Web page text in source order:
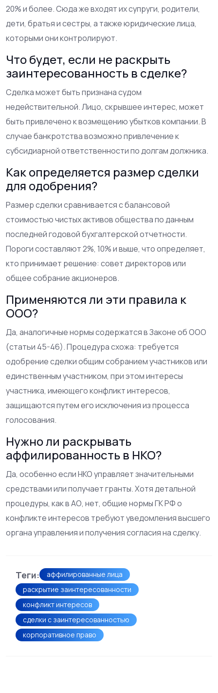
20% и более. Сюда же входят их супруги, родители,
дети, братья и сестры, а также юридические лица,
которыми они контролируют.
Что будет, если не раскрыть
заинтересованность в сделке?
Сделка может быть признана судом
недействительной. Лицо, скрывшее интерес, может
быть привлечено к возмещению убытков компании. В
случае банкротства возможно привлечение к
субсидиарной ответственности по долгам должника.
Как определяется размер сделки
для одобрения?
Размер сделки сравнивается с балансовой
стоимостью чистых активов общества по данным
последней годовой бухгалтерской отчетности.
Пороги составляют 2%, 10% и выше, что определяет,
кто принимает решение: совет директоров или
общее собрание акционеров.
Применяются ли эти правила к
ООО?
Да, аналогичные нормы содержатся в Законе об ООО
(статьи 45-46). Процедура схожа: требуется
одобрение сделки общим собранием участников или
единственным участником, при этом интересы
участника, имеющего конфликт интересов,
защищаются путем его исключения из процесса
голосования.
Нужно ли раскрывать
аффилированность в НКО?
Да, особенно если НКО управляет значительными
средствами или получает гранты. Хотя детальной
процедуры, как в АО, нет, общие нормы ГК РФ о
конфликте интересов требуют уведомления высшего
органа управления и получения согласия на сделку.
Теги:
аффилированные лица
раскрытие заинтересованности
конфликт интересов
сделки с заинтересованностью
корпоративное право